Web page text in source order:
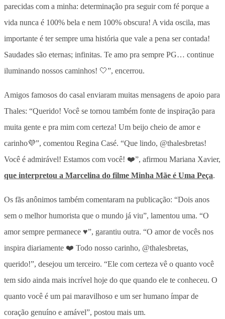
parecidas com a minha: determinação pra seguir com fé porque a
vida nunca é 100% bela e nem 100% obscura! A vida oscila, mas
importante é ter sempre uma história que vale a pena ser contada!
Saudades são eternas; infinitas. Te amo pra sempre PG… continue
iluminando nossos caminhos! 🤍”, encerrou.
Amigos famosos do casal enviaram muitas mensagens de apoio para
Thales: “Querido! Você se tornou também fonte de inspiração para
muita gente e pra mim com certeza! Um beijo cheio de amor e
carinho💜”, comentou Regina Casé. “Que lindo, @thalesbretas!
Você é admirável! Estamos com você! ❤️”, afirmou Mariana Xavier,
que interpretou a Marcelina do filme Minha Mãe é Uma Peça.
Os fãs anônimos também comentaram na publicação: “Dois anos
sem o melhor humorista que o mundo já viu”, lamentou uma. “O
amor sempre permanece ♥️”, garantiu outra. “O amor de vocês nos
inspira diariamente ❤️ Todo nosso carinho, @thalesbretas,
querido!”, desejou um terceiro. “Ele com certeza vê o quanto você
tem sido ainda mais incrível hoje do que quando ele te conheceu. O
quanto você é um pai maravilhoso e um ser humano ímpar de
coração genuíno e amável”, postou mais um.